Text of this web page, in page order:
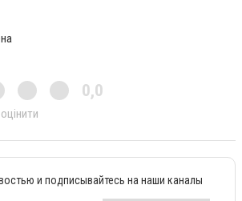
0,0
и подписывайтесь на наши каналы